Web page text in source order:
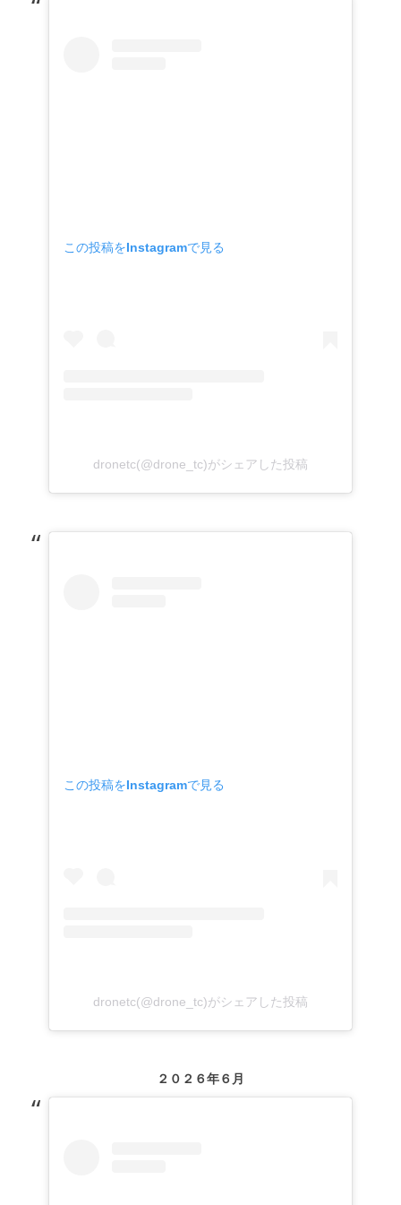
この投稿をInstagramで見る
dronetc(@drone_tc)がシェアした投稿
この投稿をInstagramで見る
dronetc(@drone_tc)がシェアした投稿
２０２６年６月